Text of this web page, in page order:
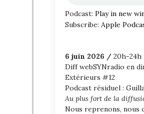
Podcast: Play in new
Subscribe: Apple
6 juin 2026 / 20h-24h
Diff webSYNradio en
Extérieurs #12
Podcast résiduel :
Au plus fort de la
Nous reprenons, nous